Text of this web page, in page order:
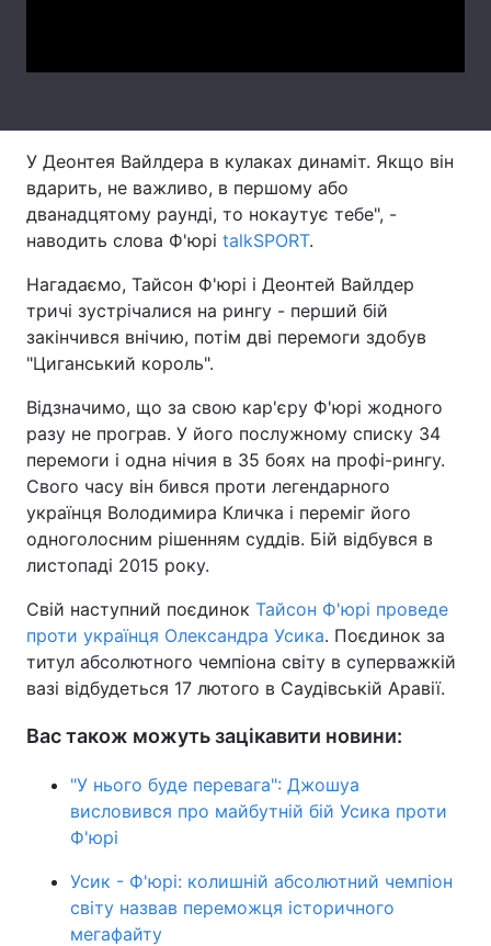
Архів Вакансії
Контакти
Послуги
Тема оформлення
У Деонтея Вайлдера в кулаках динаміт. Якщо він
вдарить, не важливо, в першому або
дванадцятому раунді, то нокаутує тебе", -
наводить слова Ф'юрі talkSPORT.
Нагадаємо, Тайсон Ф'юрі і Деонтей Вайлдер
тричі зустрічалися на рингу - перший бій
закінчився внічию, потім дві перемоги здобув
"Циганський король".
Відзначимо, що за свою кар'єру Ф'юрі жодного
разу не програв. У його послужному списку 34
перемоги і одна нічия в 35 боях на профі-рингу.
Свого часу він бився проти легендарного
українця Володимира Кличка і переміг його
одноголосним рішенням суддів. Бій відбувся в
листопаді 2015 року.
Свій наступний поєдинок Тайсон Ф'юрі проведе
проти українця Олександра Усика. Поєдинок за
титул абсолютного чемпіона світу в суперважкій
вазі відбудеться 17 лютого в Саудівській Аравії.
Вас також можуть зацікавити новини:
"У нього буде перевага": Джошуа
висловився про майбутній бій Усика проти
Ф'юрі
Усик - Ф'юрі: колишній абсолютний чемпіон
світу назвав переможця історичного
мегафайту